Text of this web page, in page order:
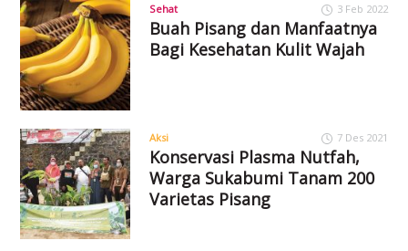
Sehat 3 Feb 2022
Buah Pisang dan Manfaatnya
Bagi Kesehatan Kulit Wajah
Aksi 7 Des 2021
Konservasi Plasma Nutfah,
Warga Sukabumi Tanam 200
Varietas Pisang